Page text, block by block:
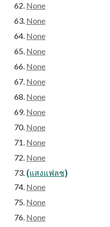
None
None
None
None
None
None
None
None
None
None
None
(แสงแฟลช)
None
None
None